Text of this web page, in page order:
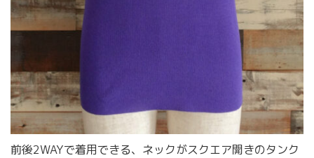
前後2WAYで着用できる、ネックがスクエア開きのタンク